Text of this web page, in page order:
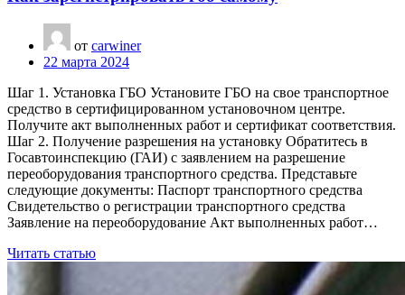
от carwiner
22 марта 2024
Шаг 1. Установка ГБО Установите ГБО на свое транспортное
средство в сертифицированном установочном центре.
Получите акт выполненных работ и сертификат соответствия.
Шаг 2. Получение разрешения на установку Обратитесь в
Госавтоинспекцию (ГАИ) с заявлением на разрешение
переоборудования транспортного средства. Представьте
следующие документы: Паспорт транспортного средства
Свидетельство о регистрации транспортного средства
Заявление на переоборудование Акт выполненных работ…
Читать статью